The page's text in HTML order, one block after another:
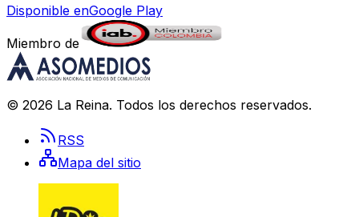
Disponible enGoogle Play
Miembro de
© 2026 La Reina. Todos los derechos reservados.
RSS
Mapa del sitio